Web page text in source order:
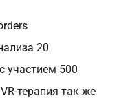
20
участием 500
терапия так же